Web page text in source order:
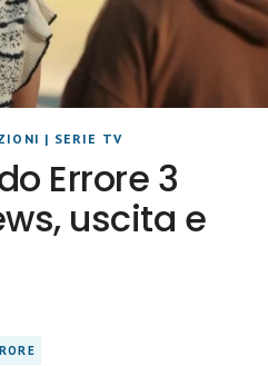
| SERIE TV
Errore 3
uscita e